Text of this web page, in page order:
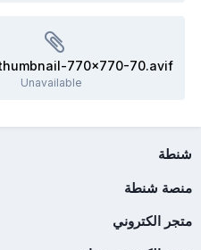
Unavailable
شنطة
منصة شنطة
متجر الكتروني